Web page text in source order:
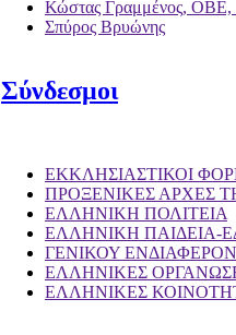
Κώστας Γραμμένος, ΟΒΕ,
Σπύρος Βρυώνης
Σύνδεσμοι
EKKΛΗΣΙΑΣΤΙΚΟΙ
ΠΡΟΞΕΝΙΚΕΣ ΑΡΧΕΣ
ΕΛΛΗΝΙΚΗ ΠΟΛΙΤΕΙΑ
ΕΛΛΗΝΙΚΗ ΠΑΙΔΕΙΑ-
ΓΕΝΙΚΟΥ
ΕΛΛΗΝΙΚΕΣ
ΕΛΛΗΝΙΚΕΣ